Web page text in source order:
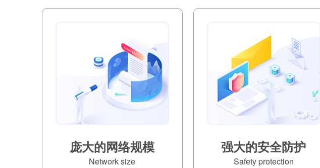
庞大的网络规模
Network size
强大的安全防护
Safety protection